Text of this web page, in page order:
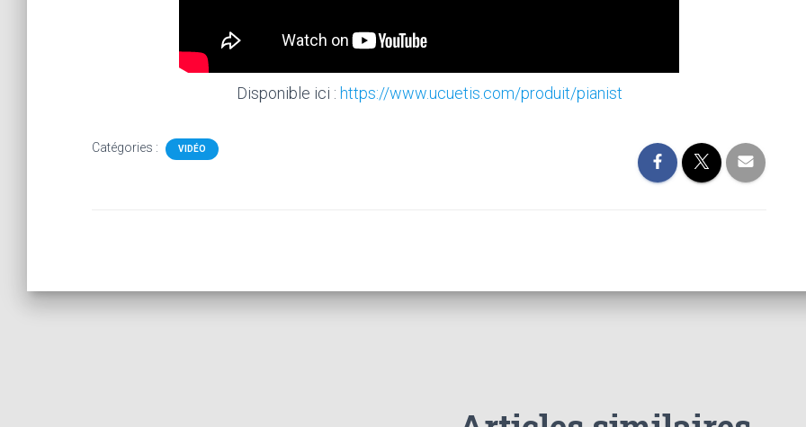
Disponible ici : https://www.ucuetis.com/produit/pianist
Catégories : VIDÉO